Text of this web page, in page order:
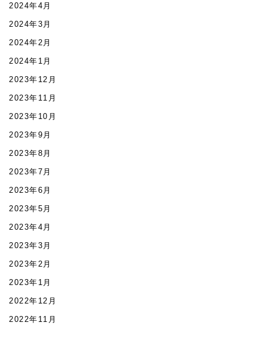
2024年4月
2024年3月
2024年2月
2024年1月
2023年12月
2023年11月
2023年10月
2023年9月
2023年8月
2023年7月
2023年6月
2023年5月
2023年4月
2023年3月
2023年2月
2023年1月
2022年12月
2022年11月